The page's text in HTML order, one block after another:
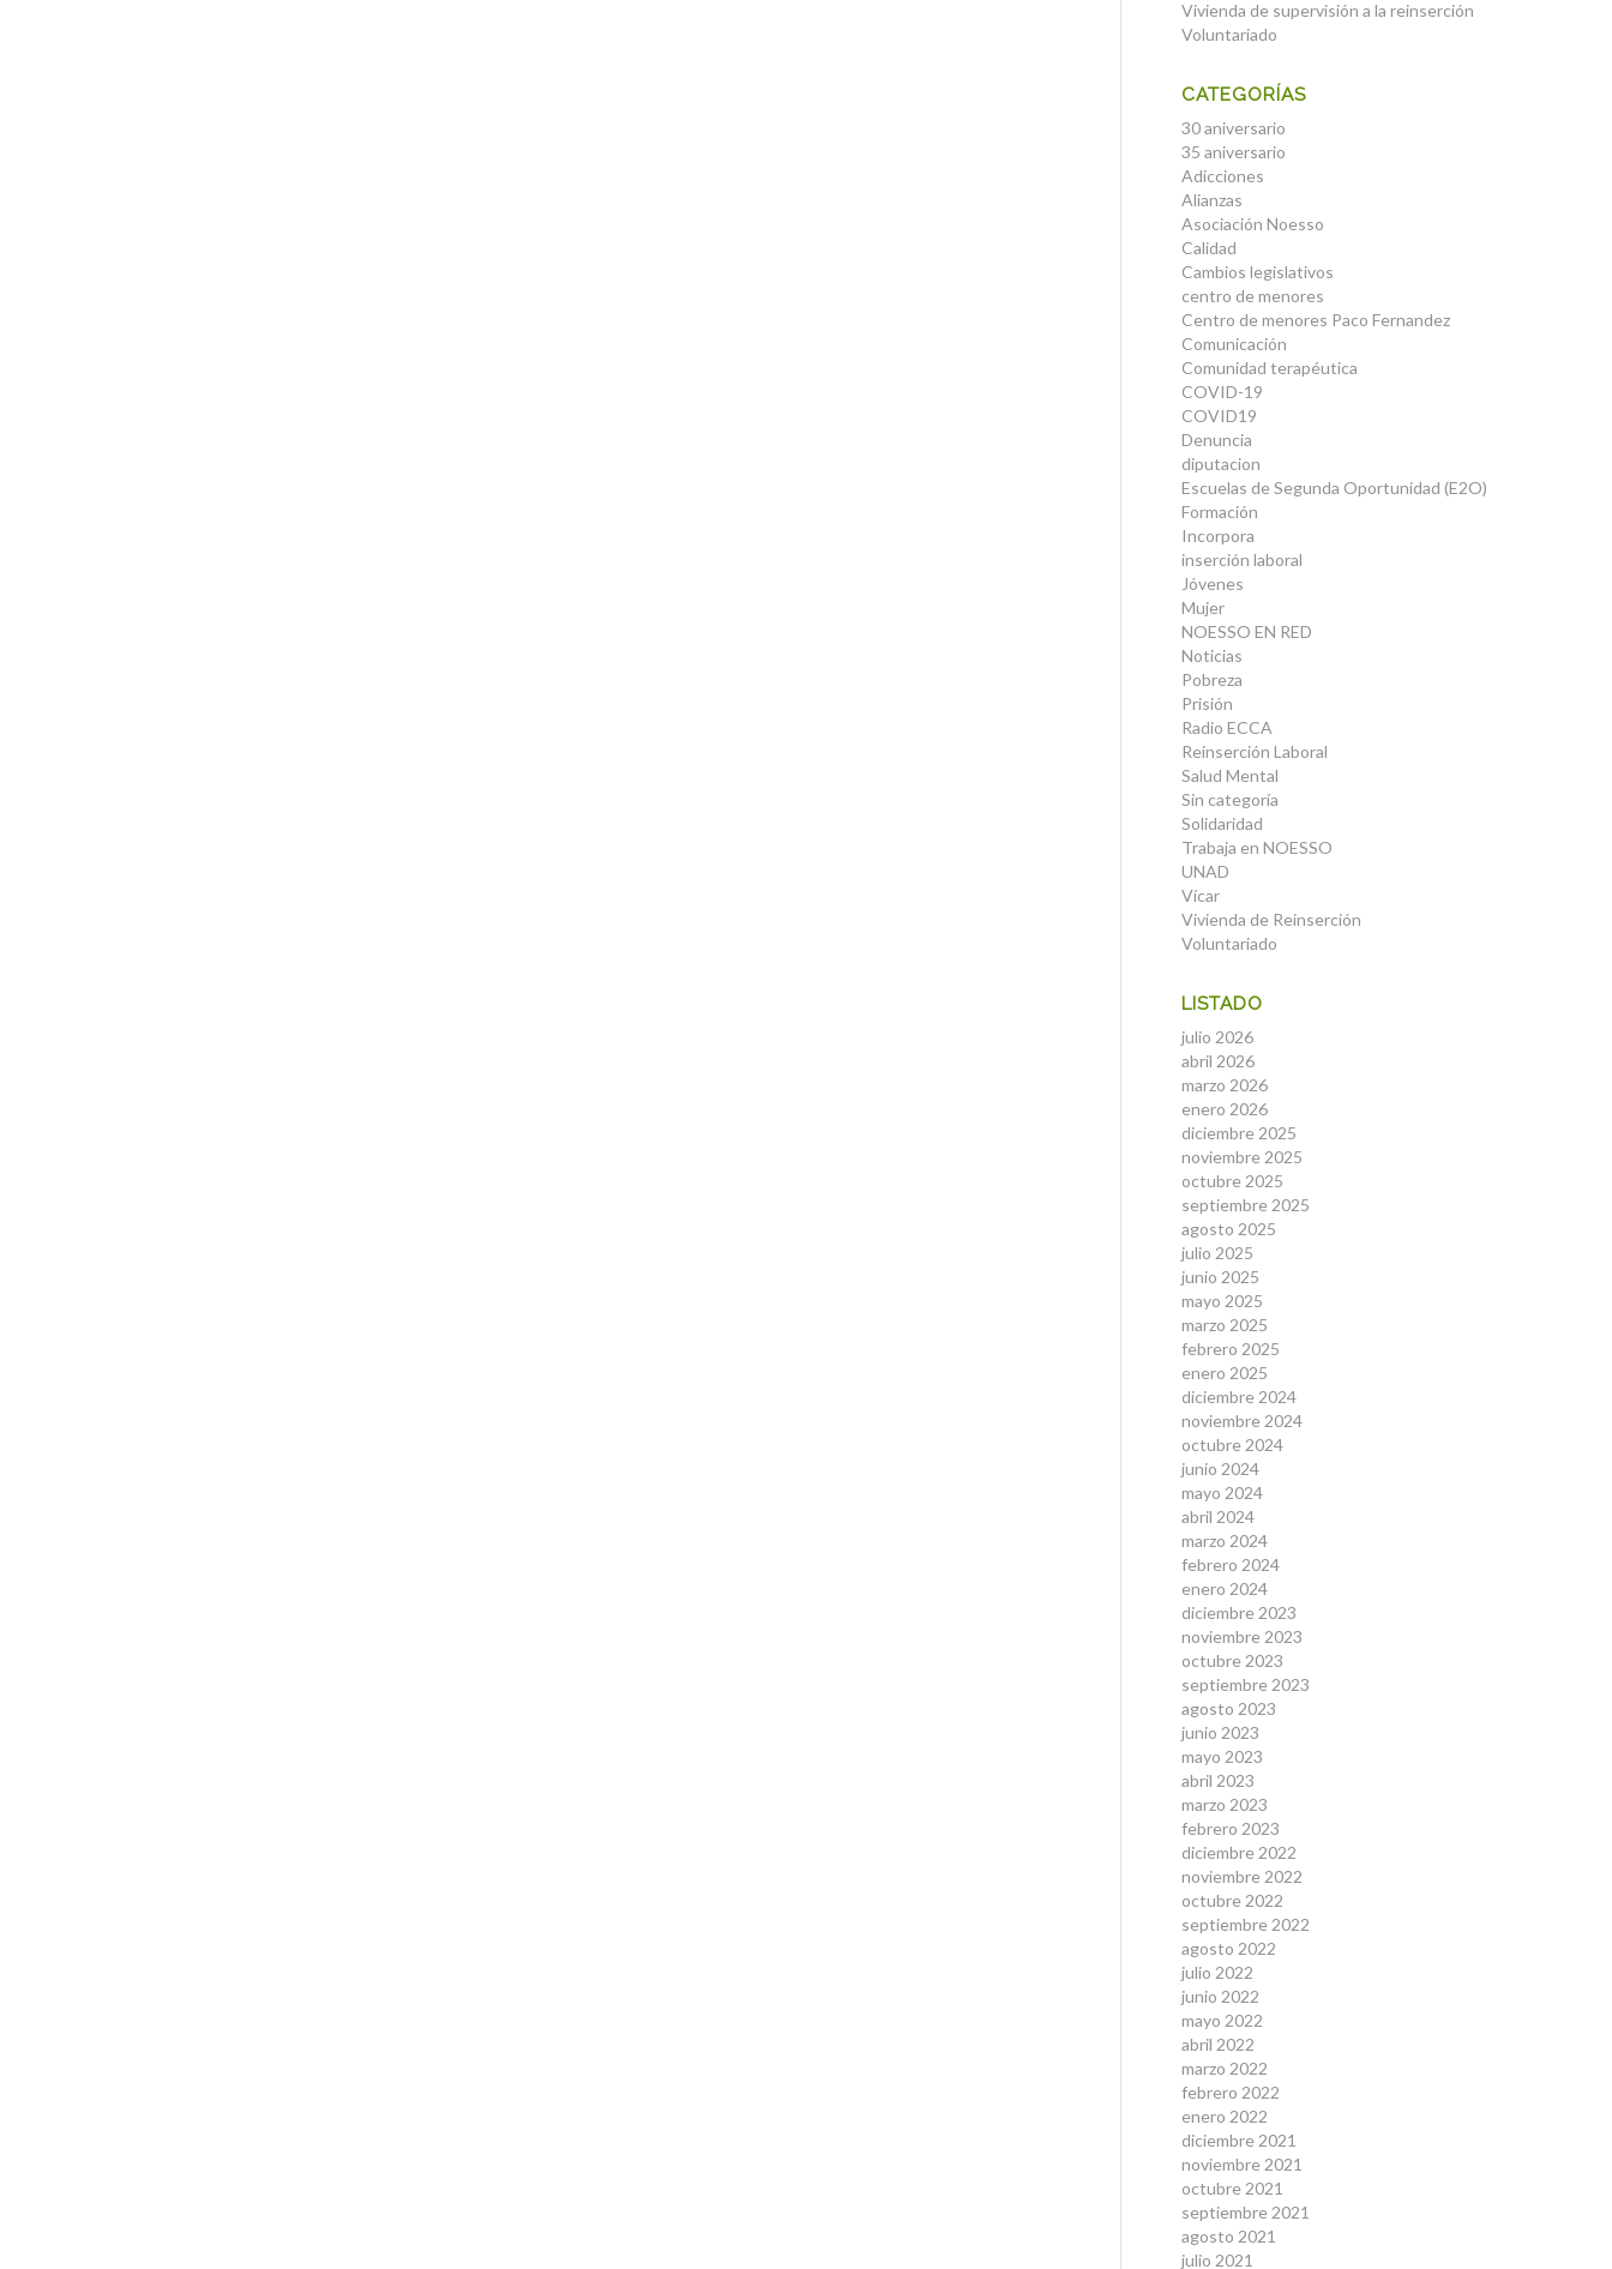
Vivienda de supervisión a la reinserción
Voluntariado
CATEGORÍAS
30 aniversario
35 aniversario
Adicciones
Alianzas
Asociación Noesso
Calidad
Cambios legislativos
centro de menores
Centro de menores Paco Fernandez
Comunicación
Comunidad terapéutica
COVID-19
COVID19
Denuncia
diputacion
Escuelas de Segunda Oportunidad (E2O)
Formación
Incorpora
inserción laboral
Jóvenes
Mujer
NOESSO EN RED
Noticias
Pobreza
Prisión
Radio ECCA
Reinserción Laboral
Salud Mental
Sin categoría
Solidaridad
Trabaja en NOESSO
UNAD
Vícar
Vivienda de Reinserción
Voluntariado
LISTADO
julio 2026
abril 2026
marzo 2026
enero 2026
diciembre 2025
noviembre 2025
octubre 2025
septiembre 2025
agosto 2025
julio 2025
junio 2025
mayo 2025
marzo 2025
febrero 2025
enero 2025
diciembre 2024
noviembre 2024
octubre 2024
junio 2024
mayo 2024
abril 2024
marzo 2024
febrero 2024
enero 2024
diciembre 2023
noviembre 2023
octubre 2023
septiembre 2023
agosto 2023
junio 2023
mayo 2023
abril 2023
marzo 2023
febrero 2023
diciembre 2022
noviembre 2022
octubre 2022
septiembre 2022
agosto 2022
julio 2022
junio 2022
mayo 2022
abril 2022
marzo 2022
febrero 2022
enero 2022
diciembre 2021
noviembre 2021
octubre 2021
septiembre 2021
agosto 2021
julio 2021